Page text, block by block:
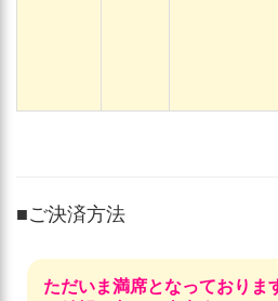
■ご決済方法
ただいま満席となっておりま